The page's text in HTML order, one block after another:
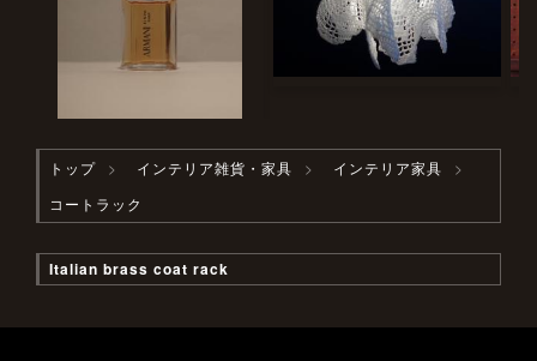
トップ インテリア雑貨・家具
インテリア家具
コートラック
Italian brass coat rack